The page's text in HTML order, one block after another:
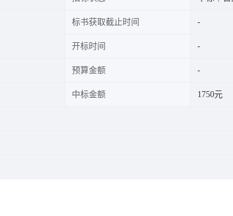
标书获取截止时间
开标时间
预算金额
中标金额 1750元